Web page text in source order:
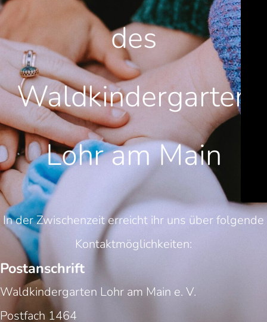
des
Waldkindergarten
Lohr am Main
In der Zwischenzeit erreicht ihr uns über folgende
Kontaktmöglichkeiten:
Postanschrift
Waldkindergarten Lohr am Main e. V.
Postfach 1464